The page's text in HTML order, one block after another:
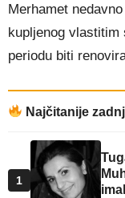
Merhamet
kupljenog vlastitim
periodu biti
Najčitanije
1